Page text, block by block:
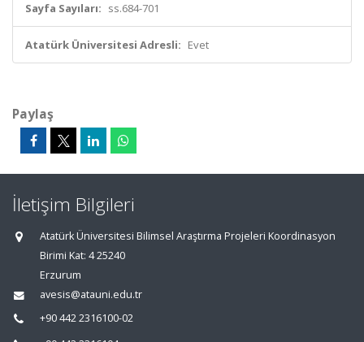
Sayfa Sayıları: ss.684-701
Atatürk Üniversitesi Adresli: Evet
Paylaş
İletişim Bilgileri
Atatürk Üniversitesi Bilimsel Araştırma Projeleri Koordinasyon
Birimi Kat: 4 25240
Erzurum
avesis@atauni.edu.tr
+90 442 2316100-02